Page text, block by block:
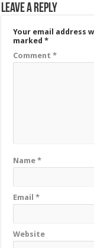
Leave a Reply
Your email address
marked*
Comment*
Name*
Email*
Website